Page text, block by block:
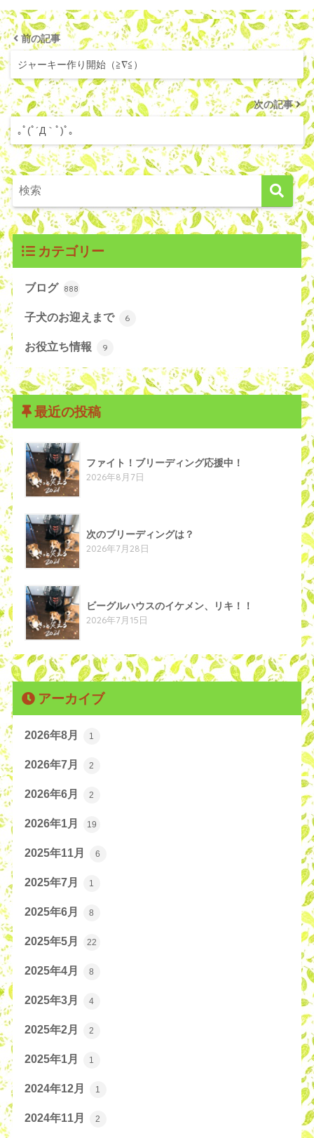
前の記事
ジャーキー作り開始（≧∇≦）
次の記事
｡ﾟ(ﾟ´Д｀ﾟ)ﾟ｡
カテゴリー
ブログ 888
子犬のお迎えまで 6
お役立ち情報 9
最近の投稿
ファイト！ブリーディング応援中！
2026年8月7日
次のブリーディングは？
2026年7月28日
ビーグルハウスのイケメン、リキ！！
2026年7月15日
アーカイブ
2026年8月 1
2026年7月 2
2026年6月 2
2026年1月 19
2025年11月 6
2025年7月 1
2025年6月 8
2025年5月 22
2025年4月 8
2025年3月 4
2025年2月 2
2025年1月 1
2024年12月 1
2024年11月 2